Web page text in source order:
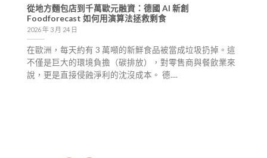
從地方麵包店到千萬歐元融資：德國 AI 新創
Foodforecast 如何用演算法拯救剩食
2026 年 3 月 24 日
在歐洲，每天約有 3 萬噸的新鮮食品被當成垃圾扔掉。這
不僅是巨大的環境負擔（碳排放），對零售商與餐飲業來
說，更是直接侵蝕淨利的沈沒成本。 德....